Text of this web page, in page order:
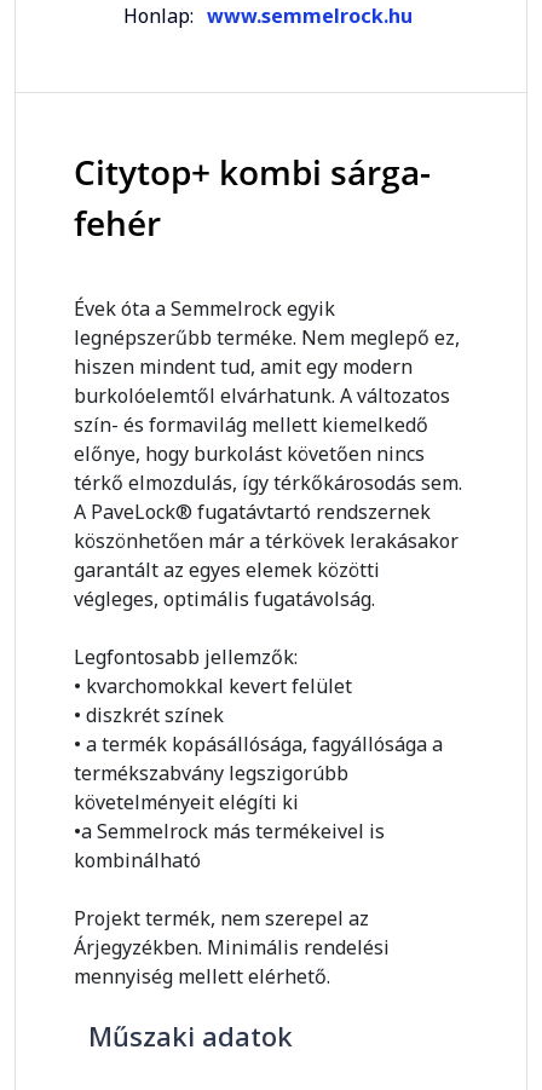
Honlap: www.semmelrock.hu
Citytop+ kombi sárga-
fehér
Évek óta a Semmelrock egyik
legnépszerűbb terméke. Nem meglepő ez,
hiszen mindent tud, amit egy modern
burkolóelemtől elvárhatunk. A változatos
szín- és formavilág mellett kiemelkedő
előnye, hogy burkolást követően nincs
térkő elmozdulás, így térkőkárosodás sem.
A PaveLock® fugatávtartó rendszernek
köszönhetően már a térkövek lerakásakor
garantált az egyes elemek közötti
végleges, optimális fugatávolság.
Legfontosabb jellemzők:
• kvarchomokkal kevert felület
• diszkrét színek
• a termék kopásállósága, fagyállósága a
termékszabvány legszigorúbb
követelményeit elégíti ki
•a Semmelrock más termékeivel is
kombinálható
Projekt termék, nem szerepel az
Árjegyzékben. Minimális rendelési
mennyiség mellett elérhető.
Műszaki adatok